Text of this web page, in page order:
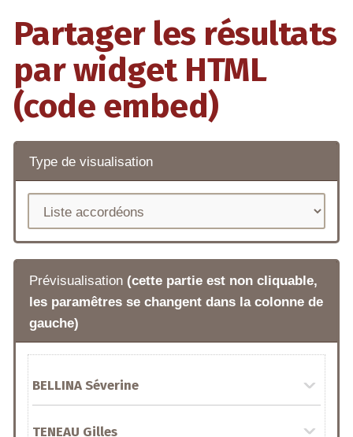
Partager les résultats
par widget HTML
(code embed)
Type de visualisation
Prévisualisation (cette partie est non cliquable,
les paramêtres se changent dans la colonne de
gauche)